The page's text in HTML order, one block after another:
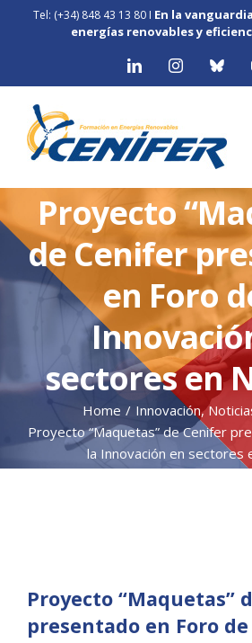
Tel: (+34) 848 43 13 80I En la
energías renovables y
LinkedInInstagram
Proyecto
de Cenifer
en Foro
sectores en
Home / Innovación,
Proyecto “Maquetas” de Cenifer
la Innovación en sectores
Image
Proyecto “Maquetas”
presentado en Foro